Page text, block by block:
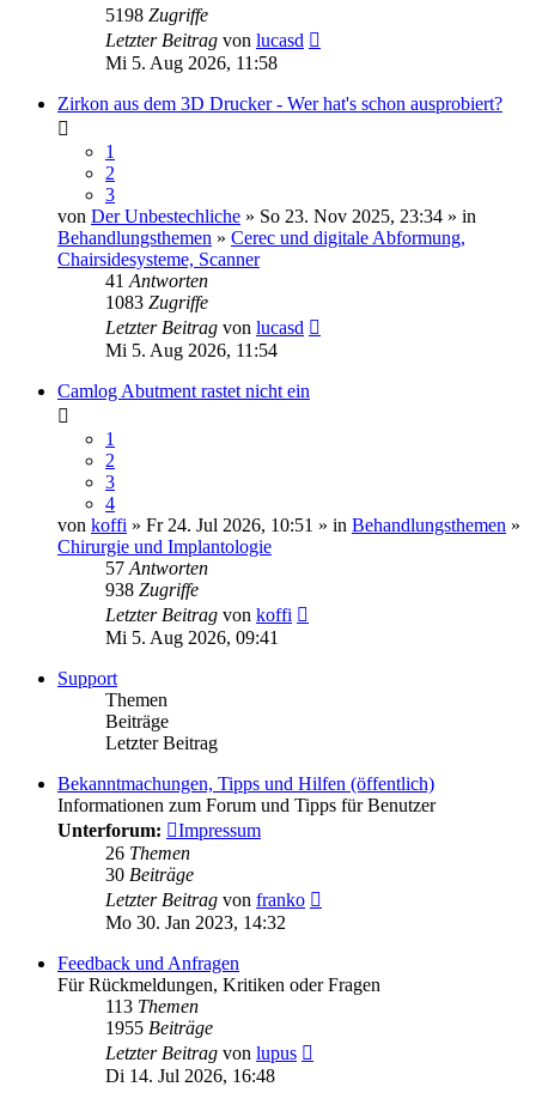
5198 Zugriffe
Letzter Beitrag von lucasd
Mi 5. Aug 2026, 11:58
Zirkon aus dem 3D Drucker - Wer hat's schon ausprobiert?
1
2
3
von Der Unbestechliche » So 23. Nov 2025, 23:34 » in
Behandlungsthemen » Cerec und digitale Abformung,
Chairsidesysteme, Scanner
41 Antworten
1083 Zugriffe
Letzter Beitrag von lucasd
Mi 5. Aug 2026, 11:54
Camlog Abutment rastet nicht ein
1
2
3
4
von koffi » Fr 24. Jul 2026, 10:51 » in Behandlungsthemen »
Chirurgie und Implantologie
57 Antworten
938 Zugriffe
Letzter Beitrag von koffi
Mi 5. Aug 2026, 09:41
Support
Themen
Beiträge
Letzter Beitrag
Bekanntmachungen, Tipps und Hilfen (öffentlich)
Informationen zum Forum und Tipps für Benutzer
Unterforum:
Impressum
26 Themen
30 Beiträge
Letzter Beitrag von franko
Mo 30. Jan 2023, 14:32
Feedback und Anfragen
Für Rückmeldungen, Kritiken oder Fragen
113 Themen
1955 Beiträge
Letzter Beitrag von lupus
Di 14. Jul 2026, 16:48